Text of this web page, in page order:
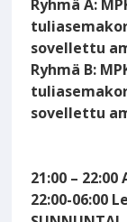
Ryhmä A:
sovellettu
Ryhmä B:
sovellettu
21:00 –
22:00-06:00